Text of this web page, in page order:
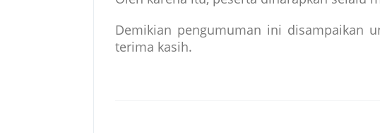
Demikian pengumuman ini disampaikan
terima kasih.